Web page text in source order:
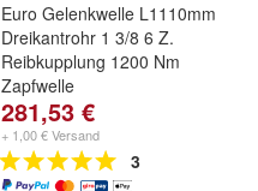
Euro Gelenkwelle L1110mm
Dreikantrohr 1 3/8 6 Z.
Reibkupplung 1200 Nm
Zapfwelle
281,53 €
+ 1,00 € Versand
3